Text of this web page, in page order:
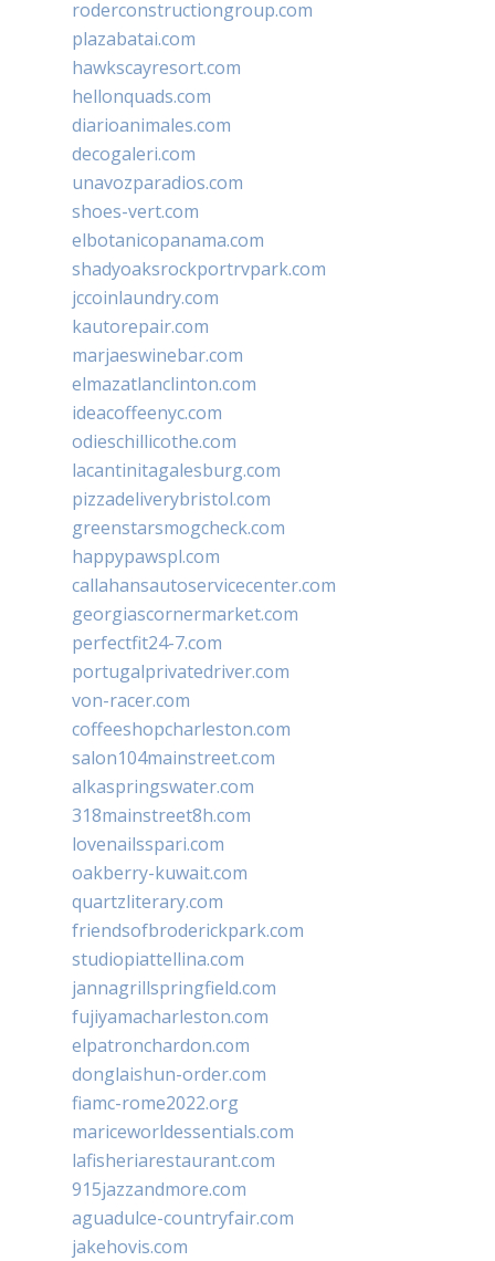
roderconstructiongroup.com
plazabatai.com
hawkscayresort.com
hellonquads.com
diarioanimales.com
decogaleri.com
unavozparadios.com
shoes-vert.com
elbotanicopanama.com
shadyoaksrockportrvpark.com
jccoinlaundry.com
kautorepair.com
marjaeswinebar.com
elmazatlanclinton.com
ideacoffeenyc.com
odieschillicothe.com
lacantinitagalesburg.com
pizzadeliverybristol.com
greenstarsmogcheck.com
happypawspl.com
callahansautoservicecenter.com
georgiascornermarket.com
perfectfit24-7.com
portugalprivatedriver.com
von-racer.com
coffeeshopcharleston.com
salon104mainstreet.com
alkaspringswater.com
318mainstreet8h.com
lovenailsspari.com
oakberry-kuwait.com
quartzliterary.com
friendsofbroderickpark.com
studiopiattellina.com
jannagrillspringfield.com
fujiyamacharleston.com
elpatronchardon.com
donglaishun-order.com
fiamc-rome2022.org
mariceworldessentials.com
lafisheriarestaurant.com
915jazzandmore.com
aguadulce-countryfair.com
jakehovis.com